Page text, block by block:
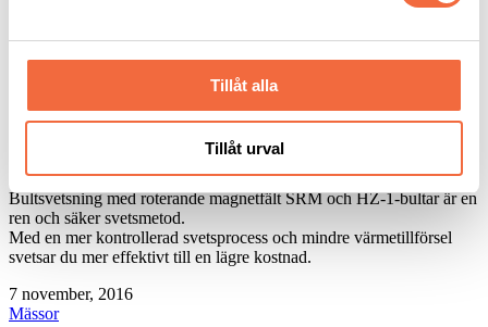
Tillåt alla
Tillåt urval
En höjdpunkt på mässan var att Soyer tilldelades priset för ”Awards
” i kategorin ”infästningsteknik” för SRM-
svetsning med inverterströmkällan BMK-12i och svetspistolen PH-9
SRM12.
Bultsvetsning med roterande magnetfält SRM och HZ-1-bultar är en
ren och säker svetsmetod.
Med en mer kontrollerad svetsprocess och mindre värmetillförsel
svetsar du mer effektivt till en lägre kostnad.
7 november, 2016
Mässor